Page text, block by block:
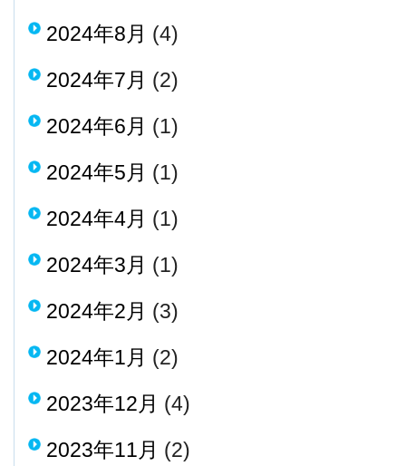
2024年8月 (4)
2024年7月 (2)
2024年6月 (1)
2024年5月 (1)
2024年4月 (1)
2024年3月 (1)
2024年2月 (3)
2024年1月 (2)
2023年12月 (4)
2023年11月 (2)